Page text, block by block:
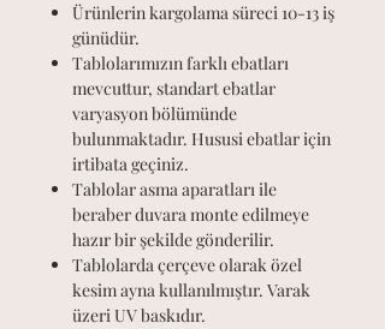
Ürünlerin kargolama süreci 10-13 iş
günüdür.
Tablolarımızın farklı ebatları
mevcuttur, standart ebatlar
varyasyon bölümünde
bulunmaktadır. Hususi ebatlar için
irtibata geçiniz.
Tablolar asma aparatları ile
beraber duvara monte edilmeye
hazır bir şekilde gönderilir.
Tablolarda çerçeve olarak özel
kesim ayna kullanılmıştır. Varak
üzeri UV baskıdır.